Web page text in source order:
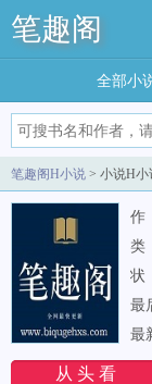
笔趣阁
全部小
笔趣阁H小说 > 小说H小
作
类
状
从 头 看
最
最